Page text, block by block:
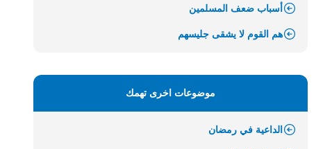
أسباب ضعف المسلمين
هم القوم لا يشقى جليسهم
موضوعات اخرى تهمك
الداعية في رمضان